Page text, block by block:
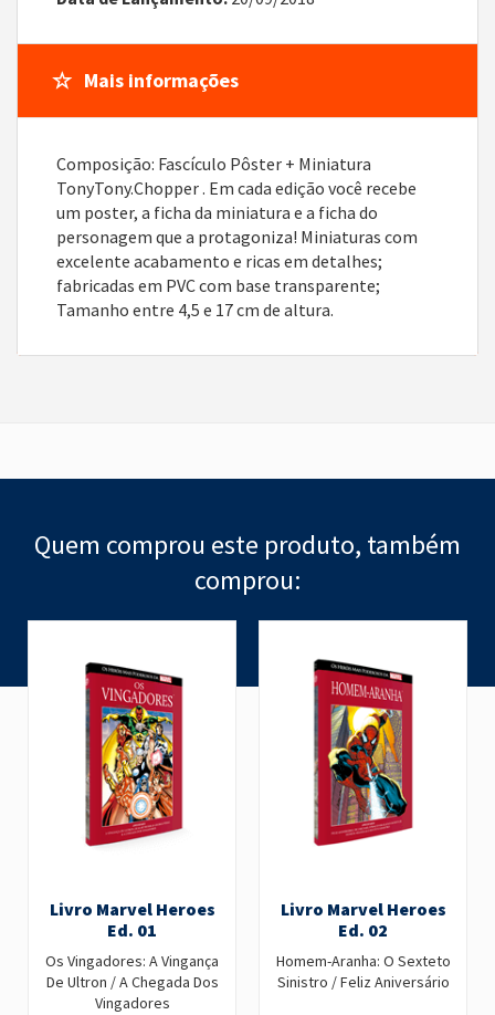
Mais informações
Composição: Fascículo Pôster + Miniatura
TonyTony.Chopper . Em cada edição você recebe
um poster, a ficha da miniatura e a ficha do
personagem que a protagoniza! Miniaturas com
excelente acabamento e ricas em detalhes;
fabricadas em PVC com base transparente;
Tamanho entre 4,5 e 17 cm de altura.
Quem comprou este produto, também
comprou:
Livro Marvel Heroes
Ed. 01
Os Vingadores: A Vingança
De Ultron / A Chegada Dos
Vingadores
Livro Marvel Heroes
Ed. 02
Homem-Aranha: O Sexteto
Sinistro / Feliz Aniversário